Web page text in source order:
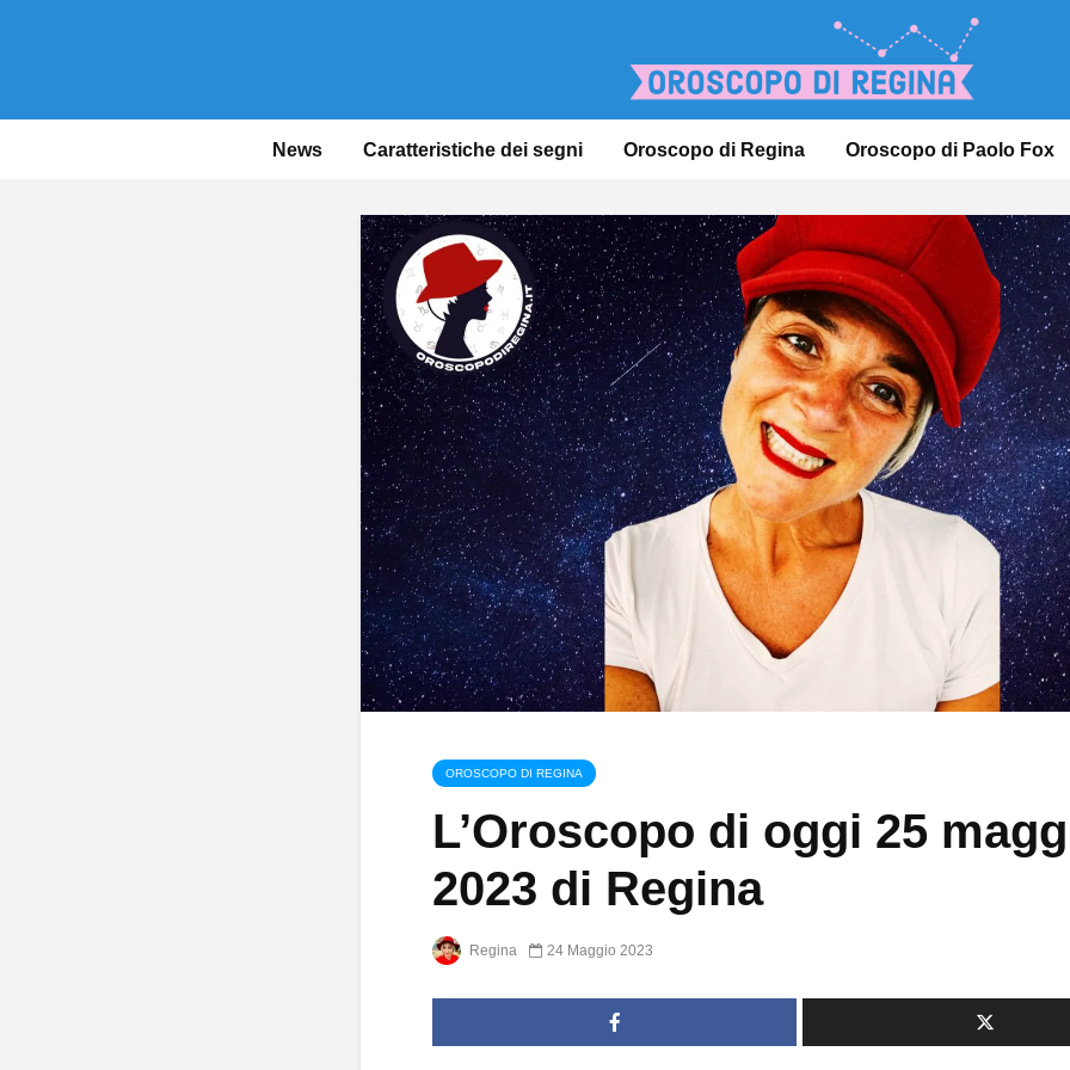
News Caratteristiche dei segni Oroscopo di Regina Oroscopo di Paolo Fox
OROSCOPO DI REGINA
L’Oroscopo di oggi 25
2023 di Regina
Regina 24 Maggio 2023